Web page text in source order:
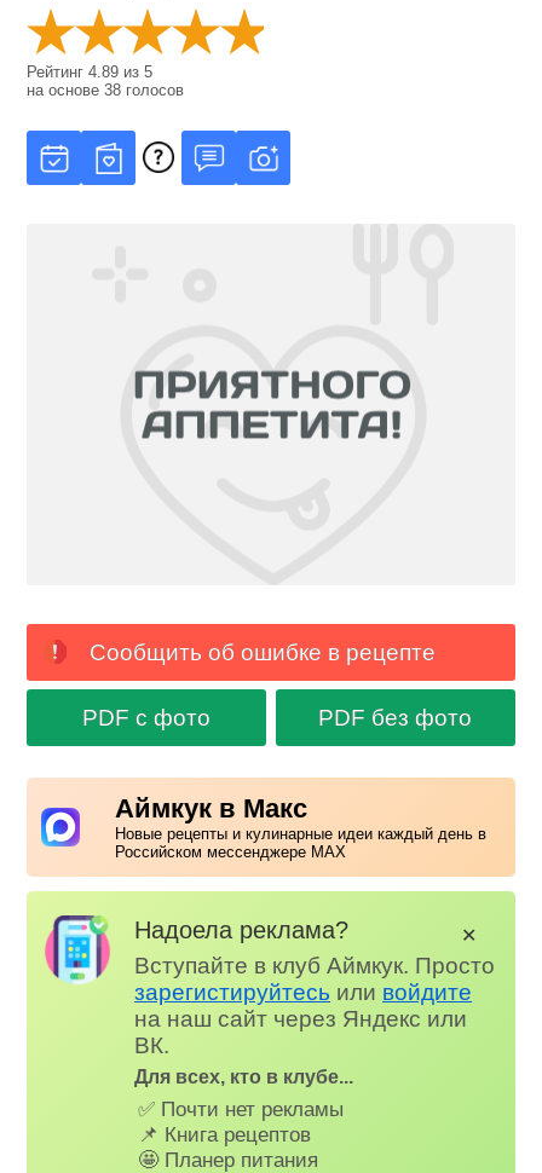
Рейтинг4.89 из5
на основе38 голосов
Сообщить об ошибке в рецепте
PDF с фото PDF без фото
Аймкук в Макс
Новые рецепты и кулинарные идеи каждый день в
Российском мессенджере MAX
Надоела реклама?
Вступайте в клуб Аймкук. Просто
зарегистируйтесь или войдите
на наш сайт через Яндекс или
ВК.
Для всех, кто в клубе...
✅ Почти нет рекламы
📌 Книга рецептов
🤩 Планер питания
✕